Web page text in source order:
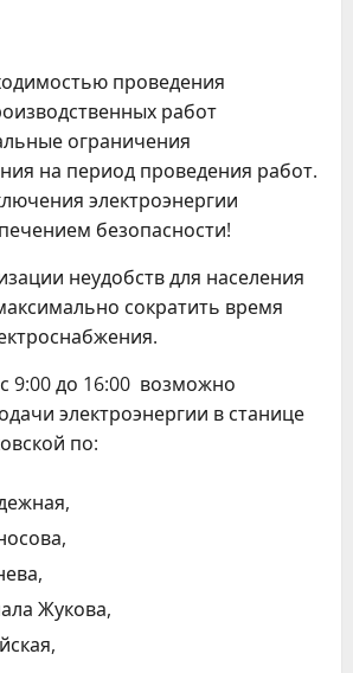
проведения
работ
ограничения
на период проведения работ.
электроэнергии
безопасности!
неудобств для населения
сократить время
9:00 до 16:00 возможно
электроэнергии в станице
по:
Жукова,